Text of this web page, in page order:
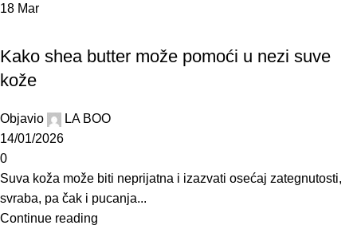
18 Mar
Kako shea butter može pomoći u nezi suve
kože
Objavio
LA BOO
14/01/2026
0
Suva koža može biti neprijatna i izazvati osećaj zategnutosti,
svraba, pa čak i pucanja...
Continue reading